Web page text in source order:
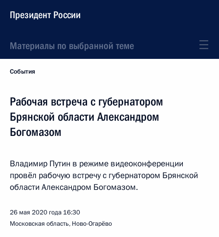
Президент России
Материалы по выбранной теме
События
Рабочая встреча с губернатором
Брянской области Александром
Богомазом
Владимир Путин в режиме видеоконференции
провёл рабочую встречу с губернатором Брянской
области Александром Богомазом.
26 мая 2020 года 16:30
Московская область, Ново-Огарёво